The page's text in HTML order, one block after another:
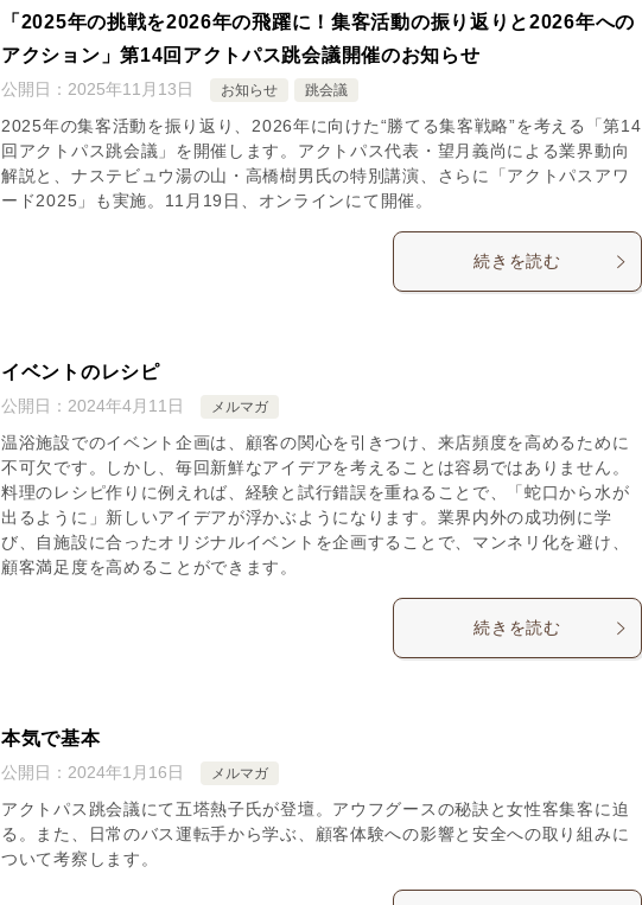
「2025年の挑戦を2026年の飛躍に！集客活動の振り返りと2026年への
アクション」第14回アクトパス跳会議開催のお知らせ
公開日： 2025年11月13日 お知らせ 跳会議
2025年の集客活動を振り返り、2026年に向けた“勝てる集客戦略”を考える「第14
回アクトパス跳会議」を開催します。アクトパス代表・望月義尚による業界動向
解説と、ナステビュウ湯の山・高橋樹男氏の特別講演、さらに「アクトパスアワ
ード2025」も実施。11月19日、オンラインにて開催。
続きを読む
イベントのレシピ
公開日： 2024年4月11日 メルマガ
温浴施設でのイベント企画は、顧客の関心を引きつけ、来店頻度を高めるために
不可欠です。しかし、毎回新鮮なアイデアを考えることは容易ではありません。
料理のレシピ作りに例えれば、経験と試行錯誤を重ねることで、「蛇口から水が
出るように」新しいアイデアが浮かぶようになります。業界内外の成功例に学
び、自施設に合ったオリジナルイベントを企画することで、マンネリ化を避け、
顧客満足度を高めることができます。
続きを読む
本気で基本
公開日： 2024年1月16日 メルマガ
アクトパス跳会議にて五塔熱子氏が登壇。アウフグースの秘訣と女性客集客に迫
る。また、日常のバス運転手から学ぶ、顧客体験への影響と安全への取り組みに
ついて考察します。